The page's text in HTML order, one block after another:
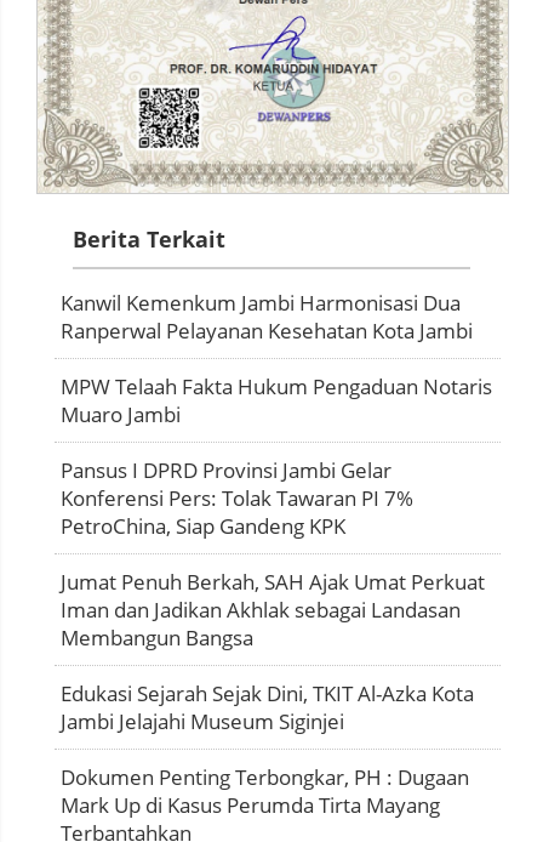
Berita Terkait
Kanwil Kemenkum Jambi Harmonisasi Dua
Ranperwal Pelayanan Kesehatan Kota Jambi
MPW Telaah Fakta Hukum Pengaduan Notaris
Muaro Jambi
Pansus I DPRD Provinsi Jambi Gelar
Konferensi Pers: Tolak Tawaran PI 7%
PetroChina, Siap Gandeng KPK
Jumat Penuh Berkah, SAH Ajak Umat Perkuat
Iman dan Jadikan Akhlak sebagai Landasan
Membangun Bangsa
Edukasi Sejarah Sejak Dini, TKIT Al-Azka Kota
Jambi Jelajahi Museum Siginjei
Dokumen Penting Terbongkar, PH : Dugaan
Mark Up di Kasus Perumda Tirta Mayang
Terbantahkan